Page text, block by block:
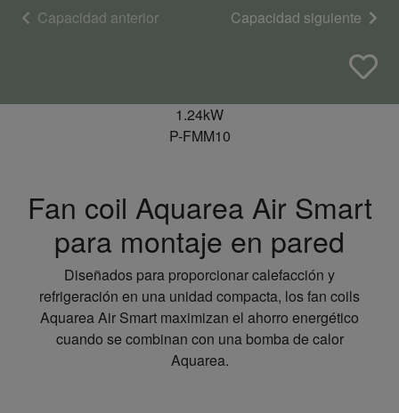
Capacidad anterior Capacidad siguiente
1.24kW
P-FMM10
Fan coil Aquarea Air Smart
para montaje en pared
Diseñados para proporcionar calefacción y
refrigeración en una unidad compacta, los fan coils
Aquarea Air Smart maximizan el ahorro energético
cuando se combinan con una bomba de calor
Aquarea.